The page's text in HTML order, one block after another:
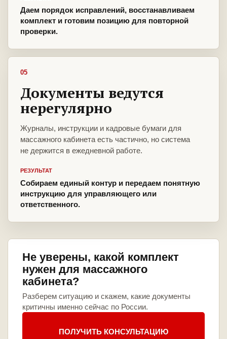
Даем порядок исправлений, восстанавливаем
комплект и готовим позицию для повторной
проверки.
05
Документы ведутся
нерегулярно
Журналы, инструкции и кадровые бумаги для
массажного кабинета есть частично, но система
не держится в ежедневной работе.
РЕЗУЛЬТАТ
Собираем единый контур и передаем понятную
инструкцию для управляющего или
ответственного.
Не уверены, какой комплект
нужен для массажного
кабинета?
Разберем ситуацию и скажем, какие документы
критичны именно сейчас по России.
ПОЛУЧИТЬ КОНСУЛЬТАЦИЮ